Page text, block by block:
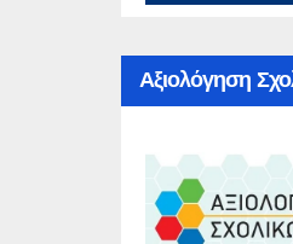
Αξιολόγηση